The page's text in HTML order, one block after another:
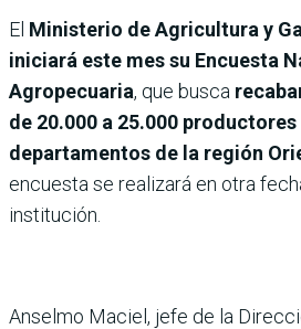
El Ministerio de Agricultura y
iniciará este mes su Encuesta
Agropecuaria, que busca
de 20.000 a 25.000
departamentos de la región
encuesta se realizará en otra
institución.
Anselmo Maciel, jefe de la